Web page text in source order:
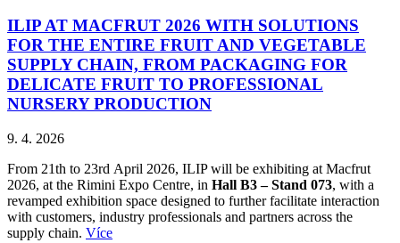
ILIP AT MACFRUT 2026 WITH SOLUTIONS
FOR THE ENTIRE FRUIT AND VEGETABLE
SUPPLY CHAIN, FROM PACKAGING FOR
DELICATE FRUIT TO PROFESSIONAL
NURSERY PRODUCTION
9. 4. 2026
From 21th to 23rd April 2026, ILIP will be exhibiting at Macfrut
2026, at the Rimini Expo Centre, in Hall B3 – Stand 073, with a
revamped exhibition space designed to further facilitate interaction
with customers, industry professionals and partners across the
supply chain. Více